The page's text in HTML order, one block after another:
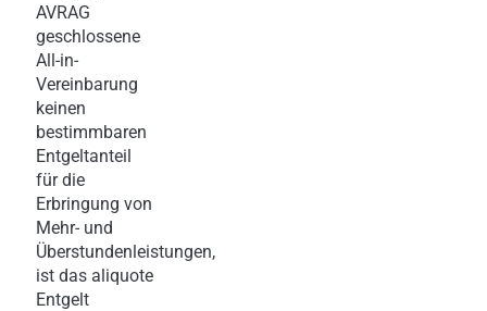
AVRAG
geschlossene
All-in-
Vereinbarung
keinen
bestimmbaren
Entgeltanteil
für die
Erbringung von
Mehr- und
Überstundenleistungen,
ist das aliquote
Entgelt